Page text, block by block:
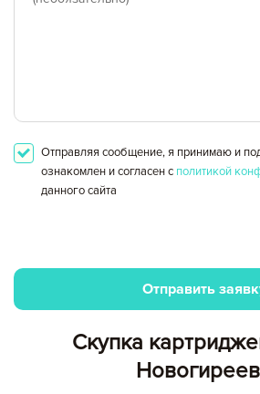
Отправляя сообщение, я принимаю и
ознакомлен и согласен с политикой
данного сайта
Отправить
Скупка